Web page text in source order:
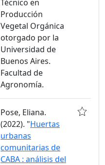
Técnico en
Producción
Vegetal Orgánica
otorgado por la
Universidad de
Buenos Aires.
Facultad de
Agronomía.
Pose, Eliana.
(2022). "Huertas
urbanas
comunitarias de
CABA : análisis del